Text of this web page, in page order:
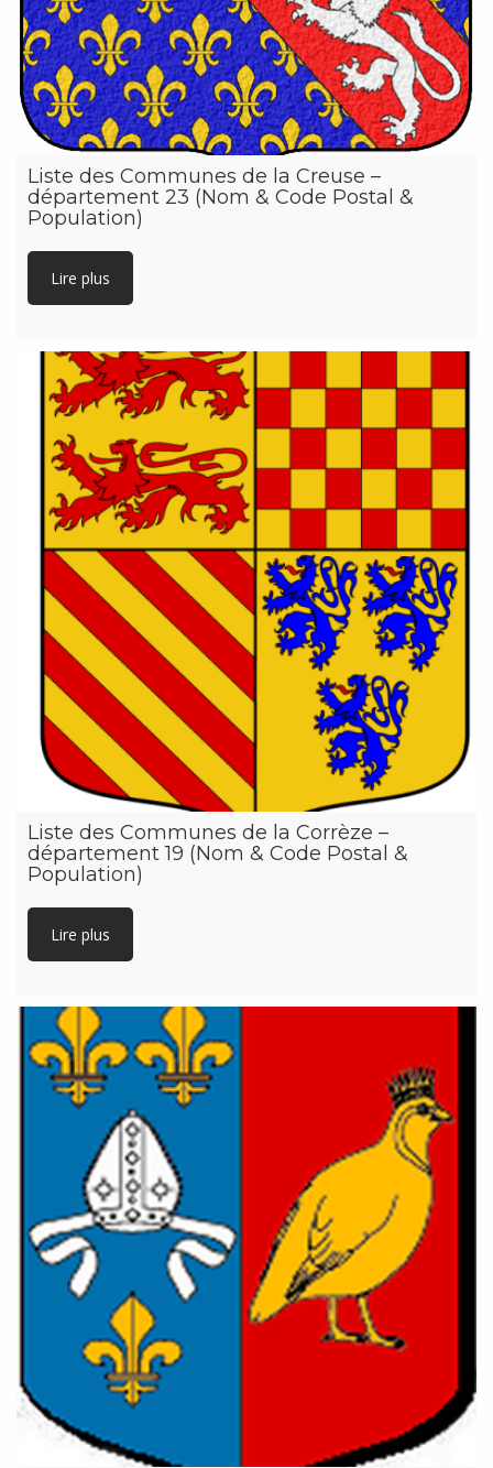
Liste des Communes de la Creuse –
département 23 (Nom & Code Postal &
Population)
Lire plus
Liste des Communes de la Corrèze –
département 19 (Nom & Code Postal &
Population)
Lire plus